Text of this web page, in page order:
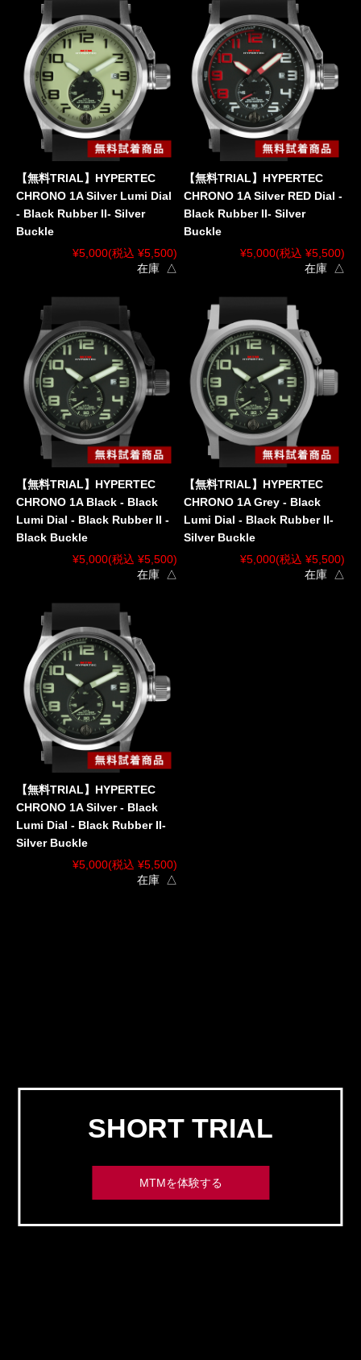
【無料TRIAL】HYPERTEC
CHRONO 1A Silver Lumi Dial
- Black Rubber II- Silver
Buckle
¥5,000(税込 ¥5,500)
在庫 △
【無料TRIAL】HYPERTEC
CHRONO 1A Silver RED Dial -
Black Rubber II- Silver
Buckle
¥5,000(税込 ¥5,500)
在庫 △
【無料TRIAL】HYPERTEC
CHRONO 1A Black - Black
Lumi Dial - Black Rubber II -
Black Buckle
¥5,000(税込 ¥5,500)
在庫 △
【無料TRIAL】HYPERTEC
CHRONO 1A Grey - Black
Lumi Dial - Black Rubber II-
Silver Buckle
¥5,000(税込 ¥5,500)
在庫 △
【無料TRIAL】HYPERTEC
CHRONO 1A Silver - Black
Lumi Dial - Black Rubber II-
Silver Buckle
¥5,000(税込 ¥5,500)
在庫 △
SHORT TRIAL
MTMを体験する